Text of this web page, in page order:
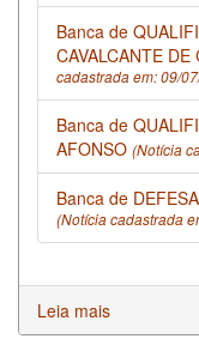
Banca de
CAVALCANTE
cadastrada em: 09/
Banca de
AFONSO (Notícia
Banca de
(Notícia cadastrada
Leia mais